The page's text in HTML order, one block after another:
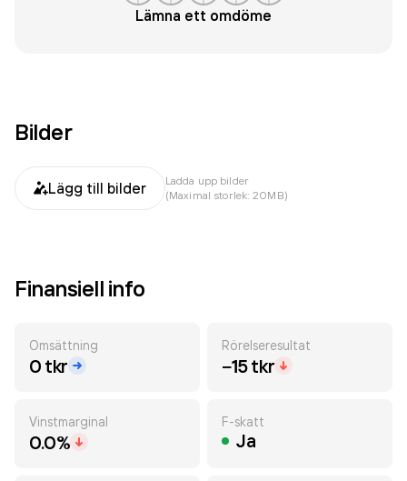
Lämna ett omdöme
Bilder
Lägg till bilder
Ladda upp bilder
(Maximal storlek: 20MB)
Finansiell info
Omsättning
0 tkr
Rörelseresultat
−15 tkr
Vinstmarginal
0.0%
F-skatt
Ja